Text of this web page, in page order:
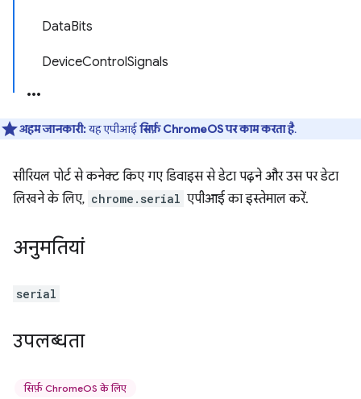
DataBits
DeviceControlSignals
अहम जानकारी:यह एपीआईसिर्फ़ ChromeOS पर काम करता है.
सीरियल पोर्ट से कनेक्ट किए गए डिवाइस से डेटा पढ़ने और उस पर डेटा
लिखने के लिए, chrome.serial एपीआई का इस्तेमाल करें.
अनुमतियां
serial
उपलब्धता
सिर्फ़ ChromeOS के लिए